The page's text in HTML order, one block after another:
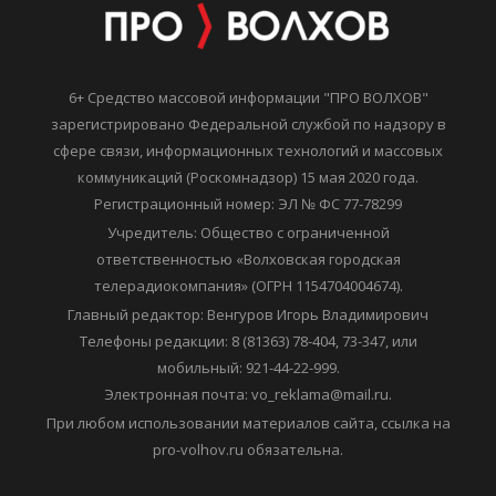
6+ Средство массовой информации "ПРО ВОЛХОВ"
зарегистрировано Федеральной службой по надзору в
сфере связи, информационных технологий и массовых
коммуникаций (Роскомнадзор) 15 мая 2020 года.
Регистрационный номер: ЭЛ № ФС 77-78299
Учредитель: Общество с ограниченной
ответственностью «Волховская городская
телерадиокомпания» (ОГРН 1154704004674).
Главный редактор: Венгуров Игорь Владимирович
Телефоны редакции: 8 (81363) 78-404, 73-347, или
Электронная почта: vo_reklama@mail.ru.